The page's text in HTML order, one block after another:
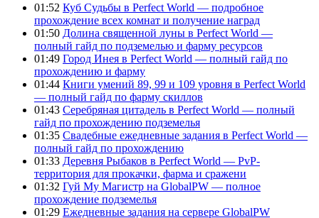
01:52 Куб Судьбы в Perfect World — подробное
прохождение всех комнат и получение наград
01:50 Долина священной луны в Perfect World —
полный гайд по подземелью и фарму ресурсов
01:49 Город Инея в Perfect World — полный гайд по
прохождению и фарму
01:44 Книги умений 89, 99 и 109 уровня в Perfect World
— полный гайд по фарму скиллов
01:43 Серебряная цитадель в Perfect World — полный
гайд по прохождению подземелья
01:35 Свадебные ежедневные задания в Perfect World —
полный гайд по прохождению
01:33 Деревня Рыбаков в Perfect World — PvP-
территория для прокачки, фарма и сражени
01:32 Гуй Му Магистр на GlobalPW — полное
прохождение подземелья
01:29 Ежедневные задания на сервере GlobalPW